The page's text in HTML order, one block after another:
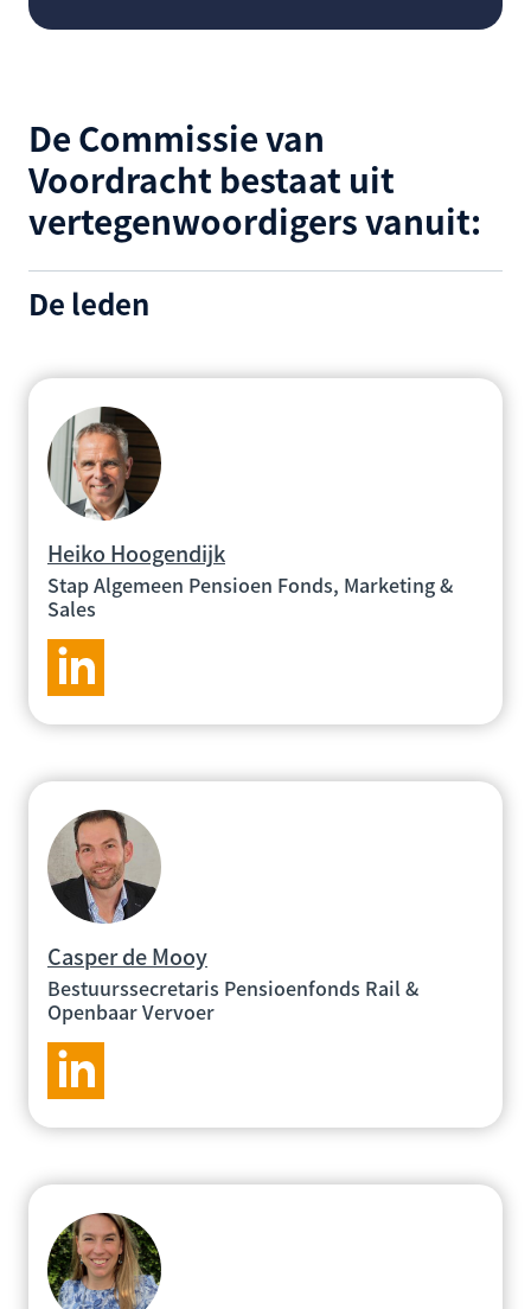
De Commissie van
Voordracht bestaat uit
vertegenwoordigers vanuit:
De leden
Heiko Hoogendijk
Stap Algemeen Pensioen Fonds, Marketing &
Sales
Casper de Mooy
Bestuurssecretaris Pensioenfonds Rail &
Openbaar Vervoer